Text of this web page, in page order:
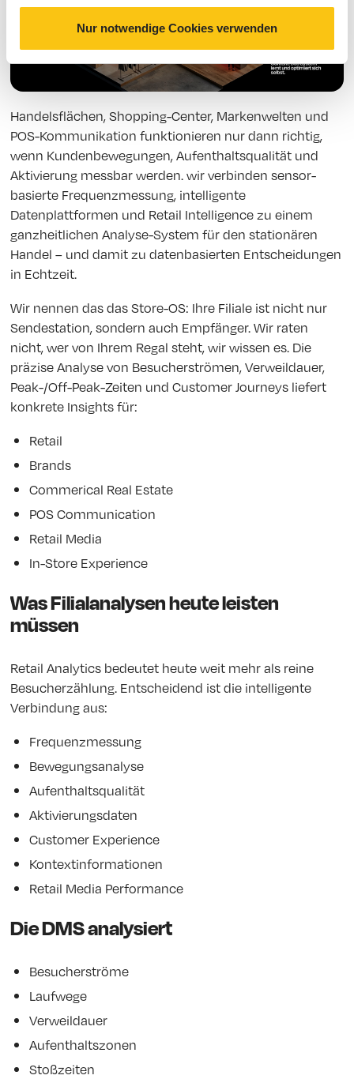
Nur notwendige Cookies verwenden
Handelsflächen, Shopping-Center, Markenwelten und
POS-Kommunikation funktionieren nur dann richtig,
wenn Kundenbewegungen, Aufenthaltsqualität und
Aktivierung messbar werden. wir verbinden sensor-
basierte Frequenzmessung, intelligente
Datenplattformen und Retail Intelligence zu einem
ganzheitlichen Analyse-System für den stationären
Handel – und damit zu datenbasierten Entscheidungen
in Echtzeit.
Wir nennen das das Store-OS: Ihre Filiale ist nicht nur
Sendestation, sondern auch Empfänger. Wir raten
nicht, wer von Ihrem Regal steht, wir wissen es. Die
präzise Analyse von Besucherströmen, Verweildauer,
Peak-/Off-Peak-Zeiten und Customer Journeys liefert
konkrete Insights für:
Retail
Brands
Commerical Real Estate
POS Communication
Retail Media
In-Store Experience
Was Filialanalysen heute leisten
müssen
Retail Analytics bedeutet heute weit mehr als reine
Besucherzählung. Entscheidend ist die intelligente
Verbindung aus:
Frequenzmessung
Bewegungsanalyse
Aufenthaltsqualität
Aktivierungsdaten
Customer Experience
Kontextinformationen
Retail Media Performance
Die DMS analysiert
Besucherströme
Laufwege
Verweildauer
Aufenthaltszonen
Stoßzeiten